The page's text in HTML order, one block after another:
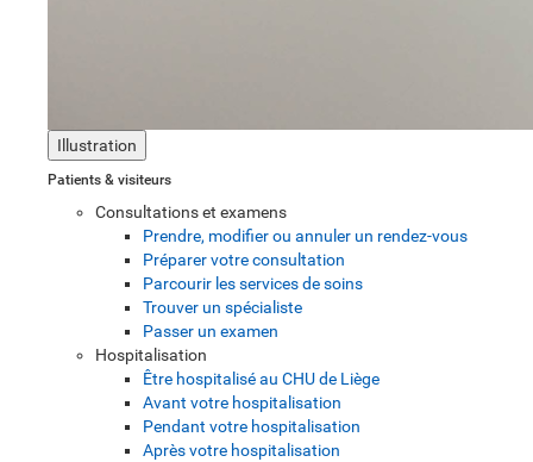
Illustration
Patients & visiteurs
Consultations et examens
Prendre, modifier ou annuler un rendez-vous
Préparer votre consultation
Parcourir les services de soins
Trouver un spécialiste
Passer un examen
Hospitalisation
Être hospitalisé au CHU de Liège
Avant votre hospitalisation
Pendant votre hospitalisation
Après votre hospitalisation